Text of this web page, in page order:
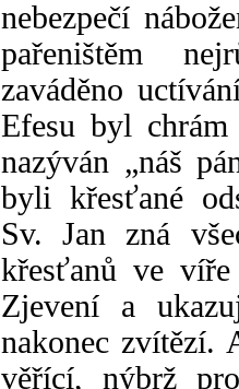
nebezpečí
pařeništěm
zaváděno
Efesu byl
nazýván „náš
byli křesťané
Sv. Jan zná
křesťanů ve
Zjevení a
nakonec zvítězí.
věřící, nýbrž